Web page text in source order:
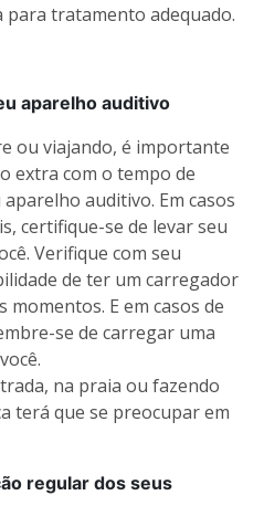
tratamento adequado.
aparelho auditivo
ou viajando, é importante
extra com o tempo de
auditivo. Em casos
certifique-se de levar seu
Verifique com seu
de ter um carregador
E em casos de
se de carregar uma
na praia ou fazendo
terá que se preocupar em
regular dos seus